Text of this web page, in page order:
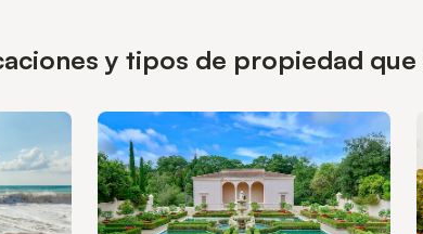
y tipos de propiedad